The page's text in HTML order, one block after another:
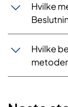
Hvilke
Hvilke